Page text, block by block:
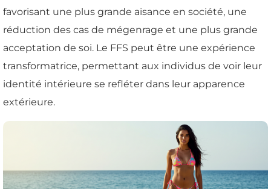
favorisant une plus grande aisance en société, une
réduction des cas de mégenrage et une plus grande
acceptation de soi. Le FFS peut être une expérience
transformatrice, permettant aux individus de voir leur
identité intérieure se refléter dans leur apparence
extérieure.